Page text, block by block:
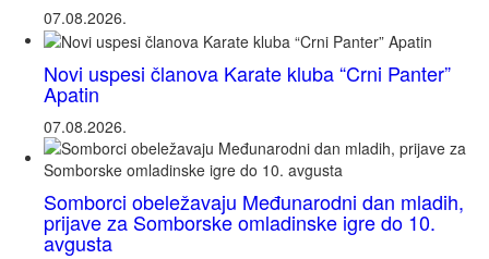
07.08.2026.
Novi uspesi članova Karate kluba “Crni Panter”
Apatin
07.08.2026.
Somborci obeležavaju Međunarodni dan mladih,
prijave za Somborske omladinske igre do 10.
avgusta